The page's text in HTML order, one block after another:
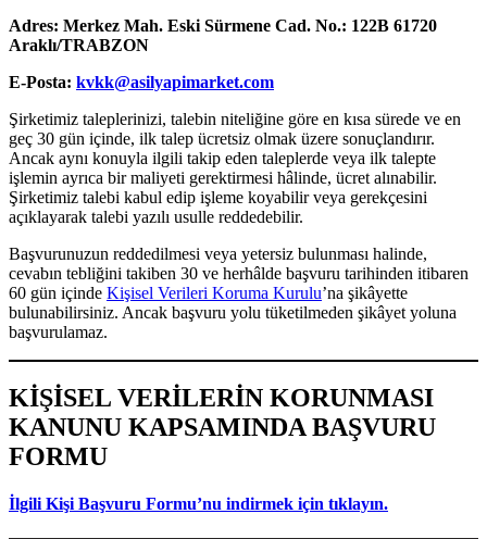
Adres: Merkez Mah. Eski Sürmene Cad. No.: 122B 61720
Araklı/TRABZON
E-Posta: kvkk@asilyapimarket.com
Şirketimiz taleplerinizi, talebin niteliğine göre en kısa sürede ve en
geç 30 gün içinde, ilk talep ücretsiz olmak üzere sonuçlandırır.
Ancak aynı konuyla ilgili takip eden taleplerde veya ilk talepte
işlemin ayrıca bir maliyeti gerektirmesi hâlinde, ücret alınabilir.
Şirketimiz talebi kabul edip işleme koyabilir veya gerekçesini
açıklayarak talebi yazılı usulle reddedebilir.
Başvurunuzun reddedilmesi veya yetersiz bulunması halinde,
cevabın tebliğini takiben 30 ve herhâlde başvuru tarihinden itibaren
60 gün içinde Kişisel Verileri Koruma Kurulu’na şikâyette
bulunabilirsiniz. Ancak başvuru yolu tüketilmeden şikâyet yoluna
başvurulamaz.
KİŞİSEL VERİLERİN KORUNMASI
KANUNU KAPSAMINDA BAŞVURU
FORMU
İlgili Kişi Başvuru Formu’nu indirmek için tıklayın.